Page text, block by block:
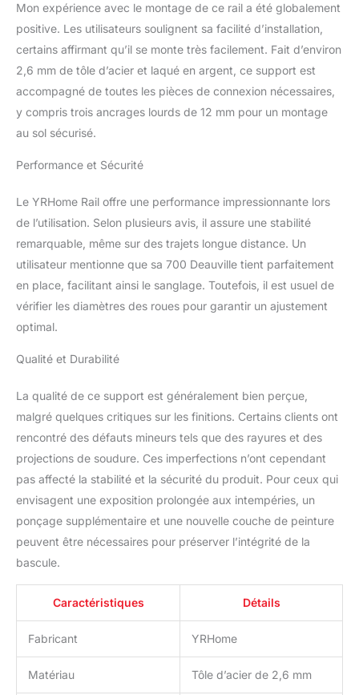
glisse.
L'acier revêtu
de poudre assure une
résistance à la rouille et à
la corrosion et garantit
ainsi une longue durée
comporte 3 perçages
Mon expérience avec le montage de ce rail a été globalement
positive. Les utilisateurs soulignent sa facilité d’installation,
certains affirmant qu’il se monte très facilement. Fait d’environ
2,6 mm de tôle d’acier et laqué en argent, ce support est
accompagné de toutes les pièces de connexion nécessaires,
y compris trois ancrages lourds de 12 mm pour un montage
au sol sécurisé.
Performance et Sécurité
Le YRHome Rail offre une performance impressionnante lors
de l’utilisation. Selon plusieurs avis, il assure une stabilité
remarquable, même sur des trajets longue distance. Un
utilisateur mentionne que sa 700 Deauville tient parfaitement
en place, facilitant ainsi le sanglage. Toutefois, il est usuel de
vérifier les diamètres des roues pour garantir un ajustement
optimal.
Qualité et Durabilité
La qualité de ce support est généralement bien perçue,
malgré quelques critiques sur les finitions. Certains clients ont
rencontré des défauts mineurs tels que des rayures et des
projections de soudure. Ces imperfections n’ont cependant
pas affecté la stabilité et la sécurité du produit. Pour ceux qui
envisagent une exposition prolongée aux intempéries, un
ponçage supplémentaire et une nouvelle couche de peinture
peuvent être nécessaires pour préserver l’intégrité de la
bascule.
Caractéristiques Détails
Fabricant YRHome
Matériau Tôle d’acier de 2,6 mm